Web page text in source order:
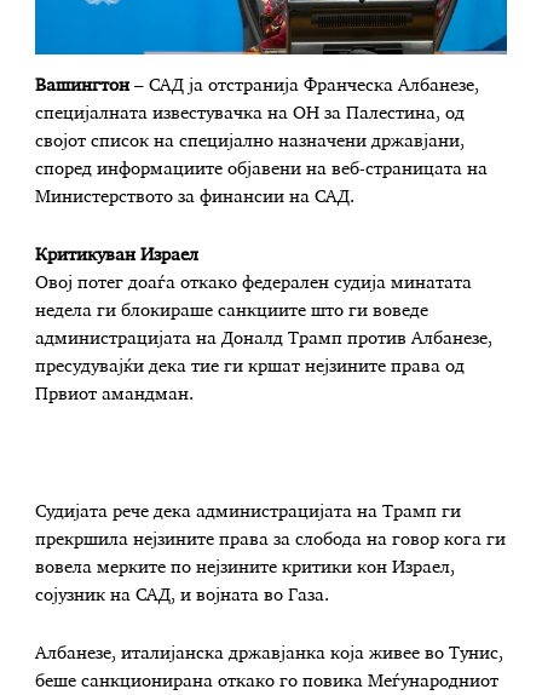
Вашингтон – САД ја отстранија Франческа Албанезе,
специјалната известувачка на ОН за Палестина, од
својот список на специјално назначени државјани,
според информациите објавени на веб-страницата на
Министерството за финансии на САД.
Критикуван Израел
Овој потег доаѓа откако федерален судија минатата
недела ги блокираше санкциите што ги воведе
администрацијата на Доналд Трамп против Албанезе,
пресудувајќи дека тие ги кршат нејзините права од
Првиот амандман.
Судијата рече дека администрацијата на Трамп ги
прекршила нејзините права за слобода на говор кога ги
вовела мерките по нејзините критики кон Израел,
сојузник на САД, и војната во Газа.
Албанезе, италијанска државјанка која живее во Тунис,
беше санкционирана откако го повика Меѓународниот